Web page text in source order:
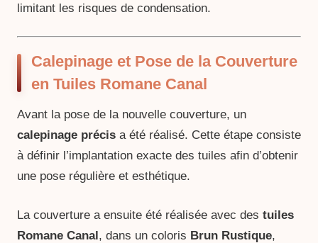
limitant les risques de condensation.
Calepinage et Pose de la Couverture
en Tuiles Romane Canal
Avant la pose de la nouvelle couverture, un
calepinage précis a été réalisé. Cette étape consiste
à définir l’implantation exacte des tuiles afin d’obtenir
une pose régulière et esthétique.
La couverture a ensuite été réalisée avec des tuiles
Romane Canal, dans un coloris Brun Rustique,